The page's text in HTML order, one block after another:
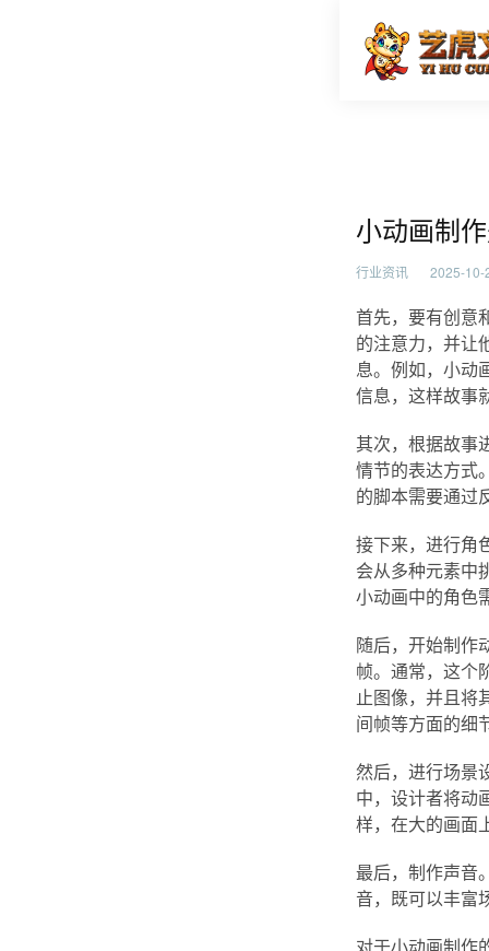
小动画
小动画制
行业资讯 2025-10-
首先，要有创意
的注意力，并让
息。例如，小动
信息，这样故事
其次，根据故事
情节的表达方式
的脚本需要通过
接下来，进行角
会从多种元素中
小动画中的角色
随后，开始制作
帧。通常，这个
止图像，并且将
间帧等方面的细
然后，进行场景
中，设计者将动
样，在大的画面
最后，制作声音
音，既可以丰富